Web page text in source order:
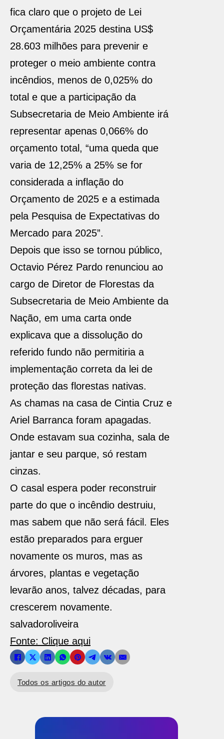
fica claro que o projeto de Lei
Orçamentária 2025 destina US$
28.603 milhões para prevenir e
proteger o meio ambiente contra
incêndios, menos de 0,025% do
total e que a participação da
Subsecretaria de Meio Ambiente irá
representar apenas 0,066% do
orçamento total, “uma queda que
varia de 12,25% a 25% se for
considerada a inflação do
Orçamento de 2025 e a estimada
pela Pesquisa de Expectativas do
Mercado para 2025”.
Depois que isso se tornou público,
Octavio Pérez Pardo renunciou ao
cargo de Diretor de Florestas da
Subsecretaria de Meio Ambiente da
Nação, em uma carta onde
explicava que a dissolução do
referido fundo não permitiria a
implementação correta da lei de
proteção das florestas nativas.
As chamas na casa de Cintia Cruz e
Ariel Barranca foram apagadas.
Onde estavam sua cozinha, sala de
jantar e seu parque, só restam
cinzas.
O casal espera poder reconstruir
parte do que o incêndio destruiu,
mas sabem que não será fácil. Eles
estão preparados para erguer
novamente os muros, mas as
árvores, plantas e vegetação
levarão anos, talvez décadas, para
crescerem novamente.
salvadoroliveira
Fonte: Clique aqui
Todos os artigos do autor